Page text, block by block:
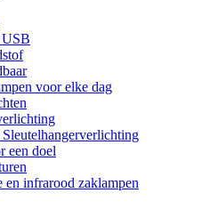
USB
voor elke dag
een doel
en infrarood zaklampen